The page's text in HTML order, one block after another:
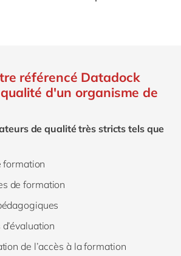
référencé Datadock
d'un organisme de
de qualité très stricts tels que
formation
de formation
de l’accès à la formation